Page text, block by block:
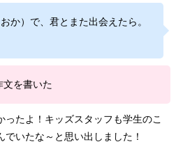
か）で、君とまた出会えたら。
文を書いた
たよ！キッズスタッフも学生のこ
いたな～と思い出しました！